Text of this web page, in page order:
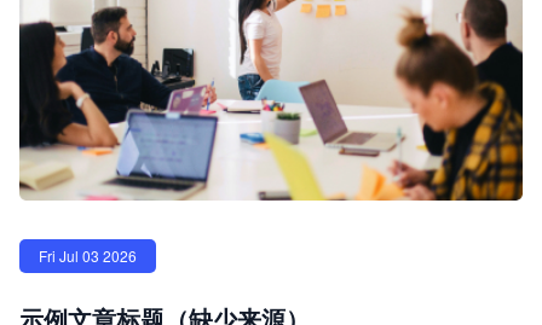
Fri Jul 03 2026